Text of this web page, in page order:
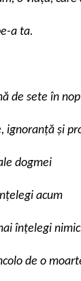
a ta.
de sete în
ignoranță și
dogmei
acum
înțelegi
de o